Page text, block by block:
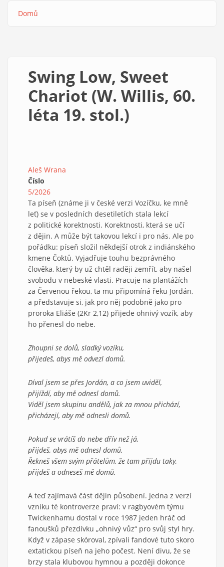
Domů
Swing Low, Sweet
Chariot (W. Willis, 60.
léta 19. stol.)
Aleš Wrana
Číslo
5/2026
Ta píseň (známe ji v české verzi Vozíčku, ke mně
leť) se v posledních desetiletích stala lekcí
z politické korektnosti. Korektnosti, která se učí
z dějin. A může být takovou lekcí i pro nás. Ale po
pořádku: píseň složil někdejší otrok z indiánského
kmene Čoktů. Vyjadřuje touhu bezprávného
člověka, který by už chtěl raději zemřít, aby našel
svobodu v nebeské vlasti. Pracuje na plantážích
za Červenou řekou, ta mu připomíná řeku Jordán,
a představuje si, jak pro něj podobně jako pro
proroka Eliáše (2Kr 2,12) přijede ohnivý vozík, aby
ho přenesl do nebe.
Zhoupni se dolů, sladký vozíku,
přijedeš, abys mě odvezl domů.
Díval jsem se přes Jordán, a co jsem uviděl,
přijíždí, aby mě odnesl domů.
Viděl jsem skupinu andělů, jak za mnou přichází,
přicházejí, aby mě odnesli domů.
Pokud se vrátíš do nebe dřív než já,
přijdeš, abys mě odnesl domů.
Řekneš všem svým přátelům, že tam přijdu taky,
přijdeš a odneseš mě domů.
A teď zajímavá část dějin působení. Jedna z verzí
vzniku té kontroverze praví: v ragbyovém týmu
Twickenhamu dostal v roce 1987 jeden hráč od
fanoušků přezdívku „ohnivý vůz“ pro svůj styl hry.
Když v zápase skóroval, zpívali fandové tuto skoro
extatickou píseň na jeho počest. Není divu, že se
brzy stala klubovou hymnou a později dokonce